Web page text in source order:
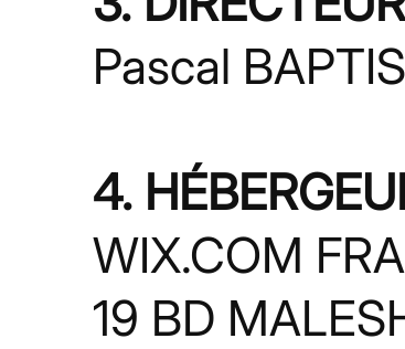
Pascal
4.
WIX.COM
19 BD